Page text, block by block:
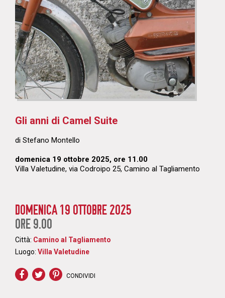
Gli anni di Camel Suite
di Stefano Montello
domenica 19 ottobre 2025, ore 11.00
Villa Valetudine, via Codroipo 25, Camino al Tagliamento
DOMENICA 19 OTTOBRE 2025
ORE 9.00
Città: Camino al Tagliamento
Luogo: Villa Valetudine
CONDIVIDI